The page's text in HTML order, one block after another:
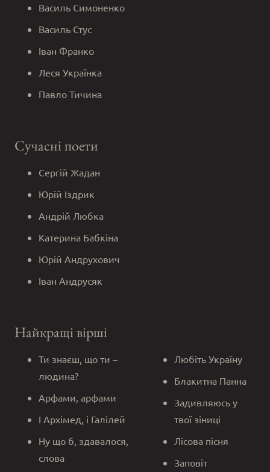
Василь Симоненко
Василь Стус
Іван Франко
Леся Українка
Павло Тичина
Сучасні поети
Сергій Жадан
Юрій Іздрик
Андрій Любка
Катерина Бабкіна
Юрій Андрухович
Іван Андрусяк
Найкращі вірші
Ти знаєш, що ти –
людина?
Арфами, арфами
І Архімед, і Галілей
Ну що б, здавалося,
слова
Любіть Україну
Блакитна Панна
Задивляюсь у
твої зіниці
Лісова пісня
Заповіт